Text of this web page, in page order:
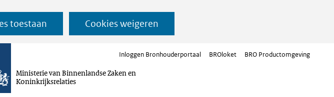
toestaan Cookies weigeren
Ga
naar
de
Ministerie van Binnenlandse Zaken en
Koninkrijksrelaties
Inloggen Bronhouderportaal BROloket BRO Productomgeving